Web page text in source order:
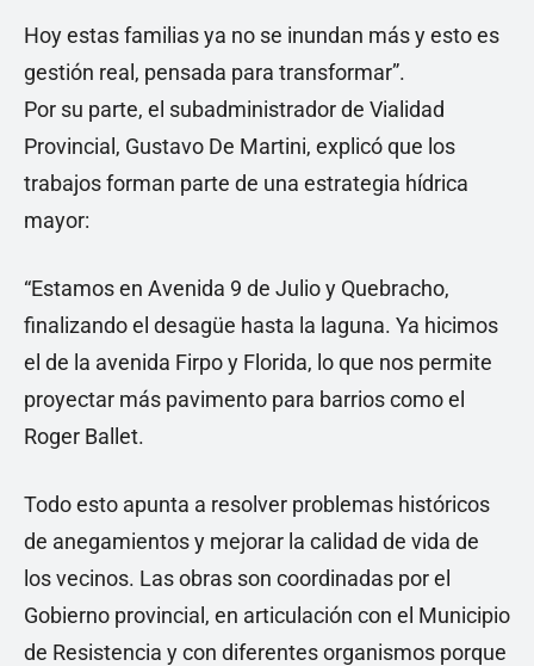
Hoy estas familias ya no se inundan más y esto es
gestión real, pensada para transformar”.
Por su parte, el subadministrador de Vialidad
Provincial, Gustavo De Martini, explicó que los
trabajos forman parte de una estrategia hídrica
mayor:
“Estamos en Avenida 9 de Julio y Quebracho,
finalizando el desagüe hasta la laguna. Ya hicimos
el de la avenida Firpo y Florida, lo que nos permite
proyectar más pavimento para barrios como el
Roger Ballet.
Todo esto apunta a resolver problemas históricos
de anegamientos y mejorar la calidad de vida de
los vecinos. Las obras son coordinadas por el
Gobierno provincial, en articulación con el Municipio
de Resistencia y con diferentes organismos porque